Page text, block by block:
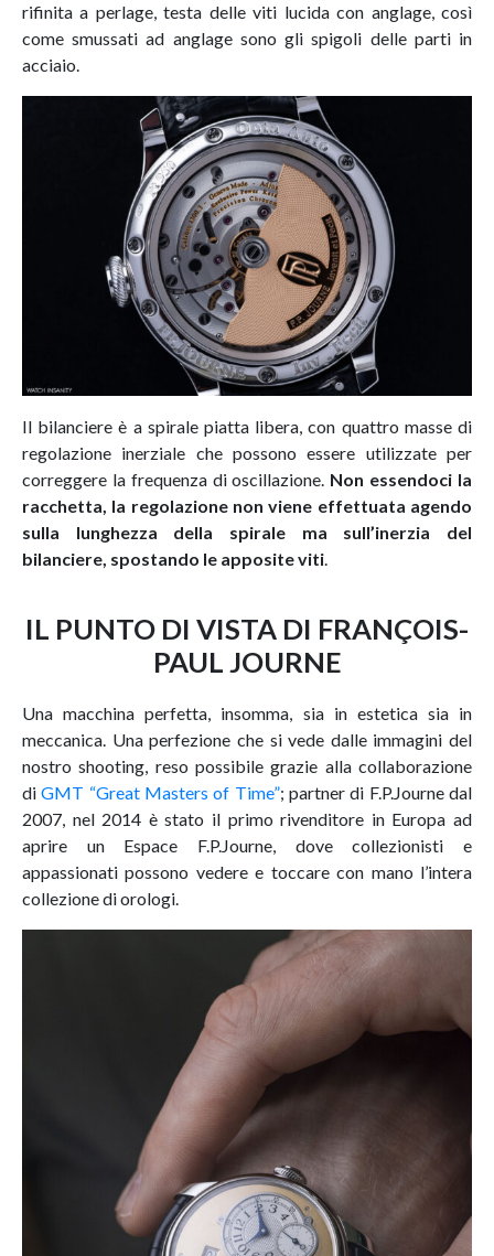
rifinita a perlage, testa delle viti lucida con anglage, così
come smussati ad anglage sono gli spigoli delle parti in
acciaio.
Il bilanciere è a spirale piatta libera, con quattro masse di
regolazione inerziale che possono essere utilizzate per
correggere la frequenza di oscillazione. Non essendoci la
racchetta, la regolazione non viene effettuata agendo
sulla lunghezza della spirale ma sull’inerzia del
bilanciere, spostando le apposite viti.
IL PUNTO DI VISTA DI FRANÇOIS-
PAUL JOURNE
Una macchina perfetta, insomma, sia in estetica sia in
meccanica. Una perfezione che si vede dalle immagini del
nostro shooting, reso possibile grazie alla collaborazione
diGMT “Great Masters of Time”; partner di F.P.Journe dal
2007, nel 2014 è stato il primo rivenditore in Europa ad
aprire un Espace F.P.Journe, dove collezionisti e
appassionati possono vedere e toccare con mano l’intera
collezione di orologi.